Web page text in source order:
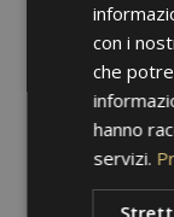
con i
che
hanno
servizi.